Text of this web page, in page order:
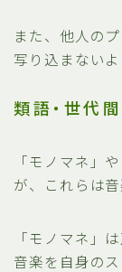
また、他人の
写り込まないよ
類語・世代
「モノマネ」
が、これらは
「モノマネ」
音楽を自身の